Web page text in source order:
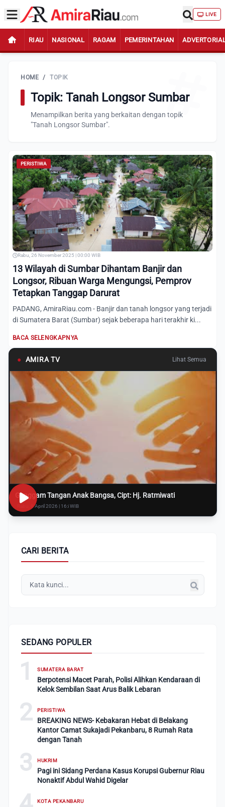
LIVE
RIAU NASIONAL RAGAM PEMERINTAHAN
HOME / TOPIK
Topik: Tanah Longsor Sumbar
Menampilkan berita yang berkaitan dengan topik
"Tanah Longsor Sumbar".
PERISTIWA
Rabu, 26 November 2025 | 00:00 WIB
13 Wilayah di Sumbar Dihantam Banjir dan
Longsor, Ribuan Warga Mengungsi, Pemprov
Tetapkan Tanggap Darurat
PADANG, AmiraRiau.com - Banjir dan tanah longsor yang terjadi
di Sumatera Barat (Sumbar) sejak beberapa hari terakhir ki...
BACA SELENGKAPNYA
● AMIRA TV Lihat Semua
Genggam Tangan Anak Bangsa, Cipt: Hj. Ratmiwati
Rabu, 8 April 2026 | 16:i WIB
CARI BERITA
SEDANG POPULER
1 SUMATERA BARAT
Berpotensi Macet Parah, Polisi Alihkan Kendaraan di
Kelok Sembilan Saat Arus Balik Lebaran
2 PERISTIWA
BREAKING NEWS- Kebakaran Hebat di Belakang
Kantor Camat Sukajadi Pekanbaru, 8 Rumah Rata
dengan Tanah
3 HUKRIM
Pagi ini Sidang Perdana Kasus Korupsi Gubernur Riau
Nonaktif Abdul Wahid Digelar
KOTA PEKANBARU